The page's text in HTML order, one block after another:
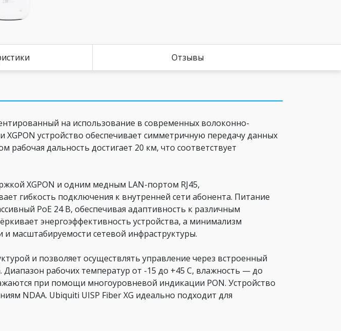
Отзывы
на использование в современных волоконно-
XGPON устройство обеспечивает симметричную передачу данных
рабочая дальность достигает 20 км, что соответствует
XGPON и одним медным LAN-портом RJ45,
гибкость подключения к внутренней сети абонента. Питание
PoE 24 В, обеспечивая адаптивность к различным
энергоэффективность устройства, а минимализм
масштабируемости сетевой инфраструктуры.
и позволяет осуществлять управление через встроенный
рабочих температур от -15 до +45 C, влажность — до
при помощи многоуровневой индикации PON. Устройство
NDAA. Ubiquiti UISP Fiber XG идеально подходит для